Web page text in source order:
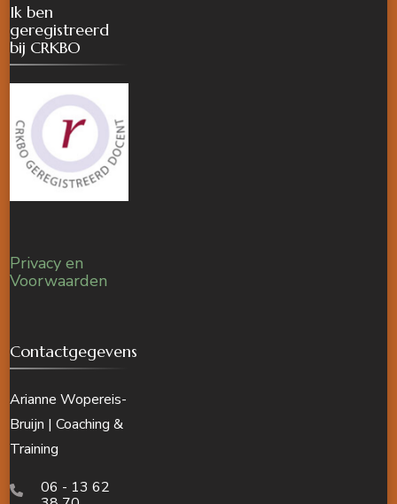
Ik ben
geregistreerd
bij CRKBO
Privacy en
Voorwaarden
Contactgegevens
Arianne Wopereis-
Bruijn | Coaching &
Training
06 - 13 62